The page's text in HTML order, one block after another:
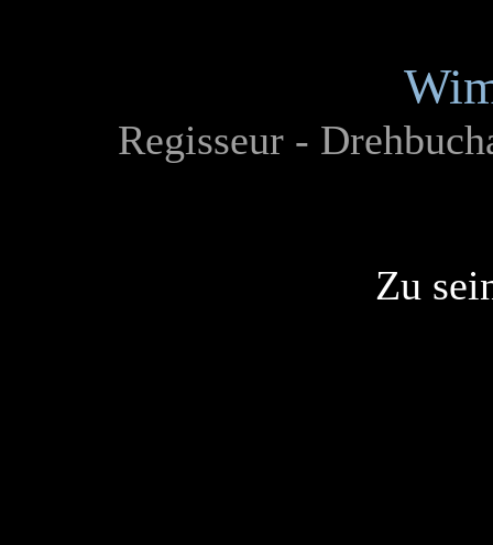
Regisseur -
Zu